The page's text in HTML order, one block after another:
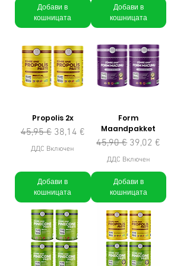
Добави в
кошницата
Добави в
кошницата
Propolis 2x
Редовна цена
45,95 € Продажна цена
38,14 €
ДДС Включен
Добави в
кошницата
Form
Maandpakket
Редовна цена
45,90 € Продажна цена
39,02 €
ДДС Включен
Добави в
кошницата